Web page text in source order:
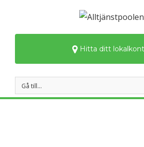
Hitta ditt
Gå till…